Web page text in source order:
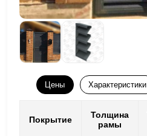
Цены Характеристики
Покрытие
Толщина
рамы